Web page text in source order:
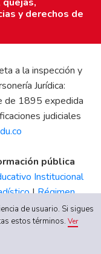
y derechos de
a la inspección y
Jurídica:
de 1895 expedida
judiciales
pública
Institucional
|Régimen
de Ética| Canal
de usuario. Si sigues
estos términos.Ver